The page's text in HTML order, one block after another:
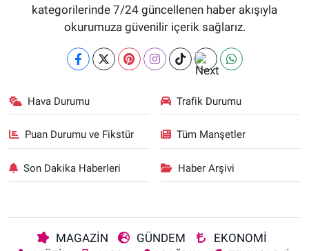
kategorilerinde 7/24 güncellenen haber akışıyla
okurumuza güvenilir içerik sağlarız.
Hava Durumu Trafik Durumu
Puan Durumu ve Fikstür Tüm Manşetler
Son Dakika Haberleri Haber Arşivi
MAGAZİN GÜNDEM
EKONOMİ